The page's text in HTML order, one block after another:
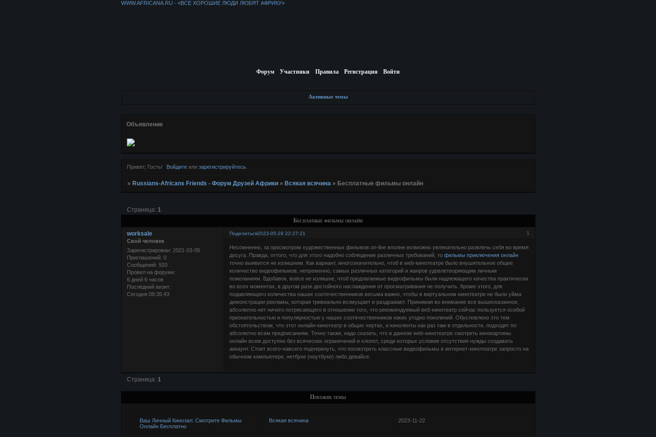
WWW.AFRICANA.RU - «ВСЕ ХОРОШИЕ ЛЮДИ ЛЮБЯТ АФРИКУ»
Форум Участники Правила Регистрация Войти
Активные темы
Объявление
Привет, Гость! Войдите или зарегистрируйтесь
» Russians-Africans Friends - Форум Друзей Африки » Всякая всячина » Бесплатные фильмы онлайн
Бесплатные фильмы онлайн
Страница: 1
Поделиться 1
2023-05-29 22:27:21
worksale
Свой человек
Зарегистрирован: 2021-03-05
Приглашений: 0
Сообщений: 920
Провел на форуме:
6 дней 6 часов
Последний визит:
Сегодня 08:35:43
Несомненно, за просмотром художественных фильмов on-line вполне возможно увлекательно развлечь себя во время
досуга. Правда, оттого, что для этого надобно соблюдение различных требований, то фильмы приключения онлайн
точно выявится не излишним. Как вариант, многозначительно, чтоб в web-кинотеатре было внушительное общее
количество видеофильмов, непременно, самых различных категорий и жанров удовлетворяющим личным
пожеланиям. Вдобавок, вовсе не излишне, чтоб предлагаемые видеофильмы были надлежащего качества практически
во всех моментах, в другом разе достойного наслаждения от просматривания не получить. Кроме этого, для
подавляющего количества наших соотечественников весьма важно, чтобы в виртуальном кинотеатре не было уйма
демонстрации рекламы, которая тривиально возмущает и раздражает. Принимая во внимание все вышесказанное,
абсолютно нет ничего потрясающего в отношении того, что рекомендуемый веб-кинотеатр сейчас пользуется особой
признательностью и популярностью у наших соотечественников каких угодно поколений. Обусловлено это тем
обстоятельством, что этот онлайн-кинотеатр в общих чертах, и киноленты как раз там в отдельности, подходят по
абсолютно всем предписаниям. Точно также, надо сказать, что в данном web-кинотеатре смотреть кинокартины
онлайн всем доступно без всяческих ограничений и хлопот, среди которых условие отсутствия нужды создавать
аккаунт. Стоит всего-навсего подчеркнуть, что посмотреть классные видеофильмы в интернет-кинотеатре запросто на
обычном компьютере, нетбуке (ноутбуке) либо девайсе.
Страница: 1
Похожие темы
Ваш Личный Кинозал: Смотрите Фильмы
Онлайн Бесплатно
Всякая всячина 2023-11-22